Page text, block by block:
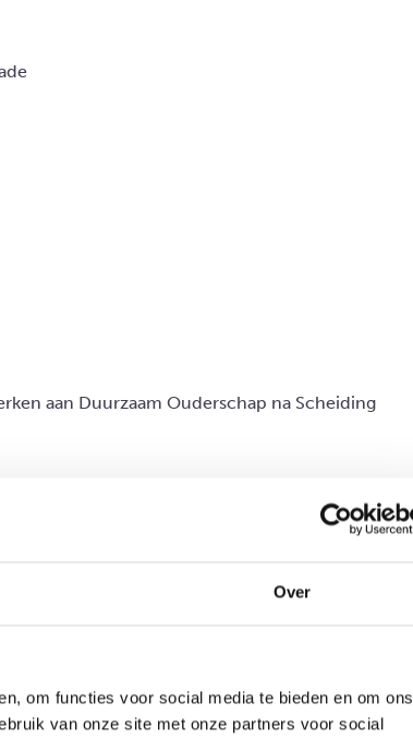
Over
om functies voor social media te bieden en om ons
van onze site met onze partners voor social
aan Duurzaam Ouderschap na Scheiding